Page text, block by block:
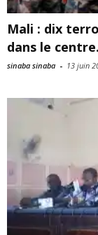
Mali : dix
dans le
sinaba sinaba - 13 juin